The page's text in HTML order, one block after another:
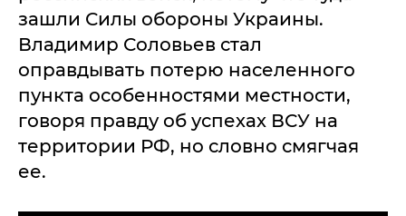
зашли Силы обороны Украины.
Владимир Соловьев стал
оправдывать потерю населенного
пункта особенностями местности,
говоря правду об успехах ВСУ на
территории РФ, но словно смягчая
ее.